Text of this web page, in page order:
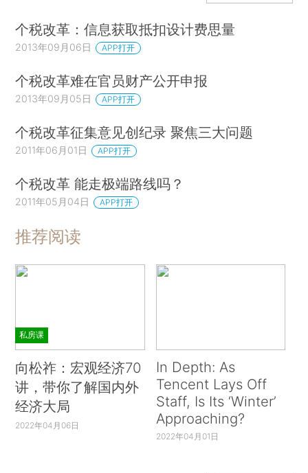
个税改革：信息获取抵扣设计费思量
2013年09月06日 APP打开
个税改革难在官员财产公开申报
2013年09月05日 APP打开
个税改革征集意见创纪录 聚焦三大问题
2011年06月01日 APP打开
个税改革 能走极端路线吗？
2011年05月04日 APP打开
推荐阅读
私房课
向松祚：宏观经济70
讲，带你了解国内外
经济大局
2022年04月06日
In Depth: As
Tencent Lays Off
Staff, Is Its ‘Winter’
Approaching?
2022年04月01日